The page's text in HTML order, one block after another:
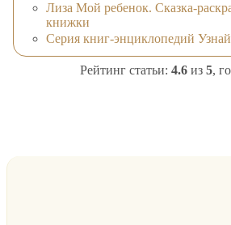
Лиза Мой ребенок. Сказка-
книжки
Серия книг-энциклопедий
Рейтинг статьи: 4.6 из 5,